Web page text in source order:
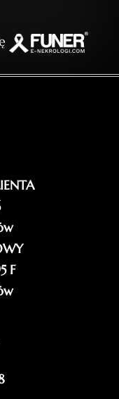
F